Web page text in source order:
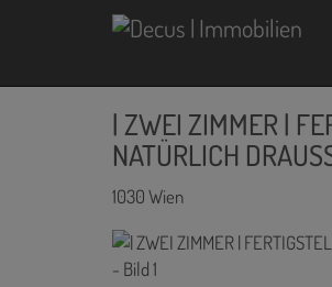
| ZWEI ZIMMER |
NATÜRLICH
1030 Wien